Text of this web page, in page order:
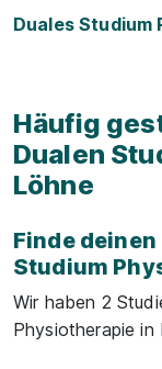
Duales Studium
Häufig
Dualen
Löhne
Finde
Studium
Wir haben 2
Physiotherapie in